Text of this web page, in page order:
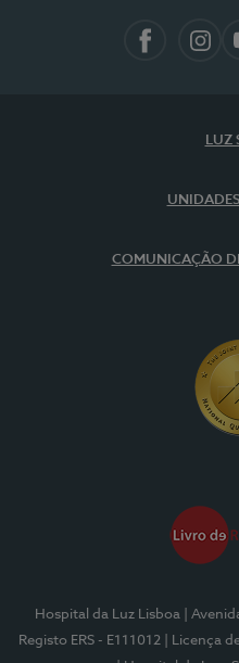
LUZ
COMUNICAÇÃO
Hospital da Luz Lisboa |
Registo ERS - E111012
| Licença